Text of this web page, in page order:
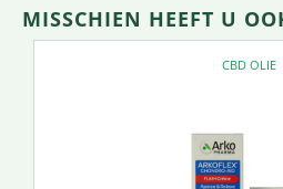
MISSCHIEN HEEFT U
CBD OLIE